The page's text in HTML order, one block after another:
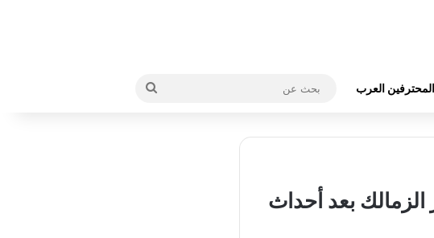
المحترفين العرب
بعد أحداث